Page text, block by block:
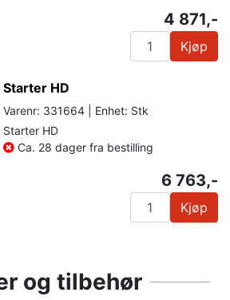
4 871,-
Kjøp
Starter HD
Varenr: 331664 | Enhet: Stk
Starter HD
Ca. 28 dager fra bestilling
6 763,-
Kjøp
og tilbehør